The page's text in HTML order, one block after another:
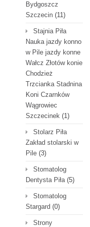
Bydgoszcz
Szczecin (11)
Stajnia Piła
Nauka jazdy konno
w Pile jazdy konne
Wałcz Złotów konie
Chodzież
Trzcianka Stadnina
Koni Czarnków
Wągrowiec
Szczecinek (1)
Stolarz Piła
Zakład stolarski w
Pile (3)
Stomatolog
Dentysta Piła(5)
Stomatolog
Stargard (0)
Strony